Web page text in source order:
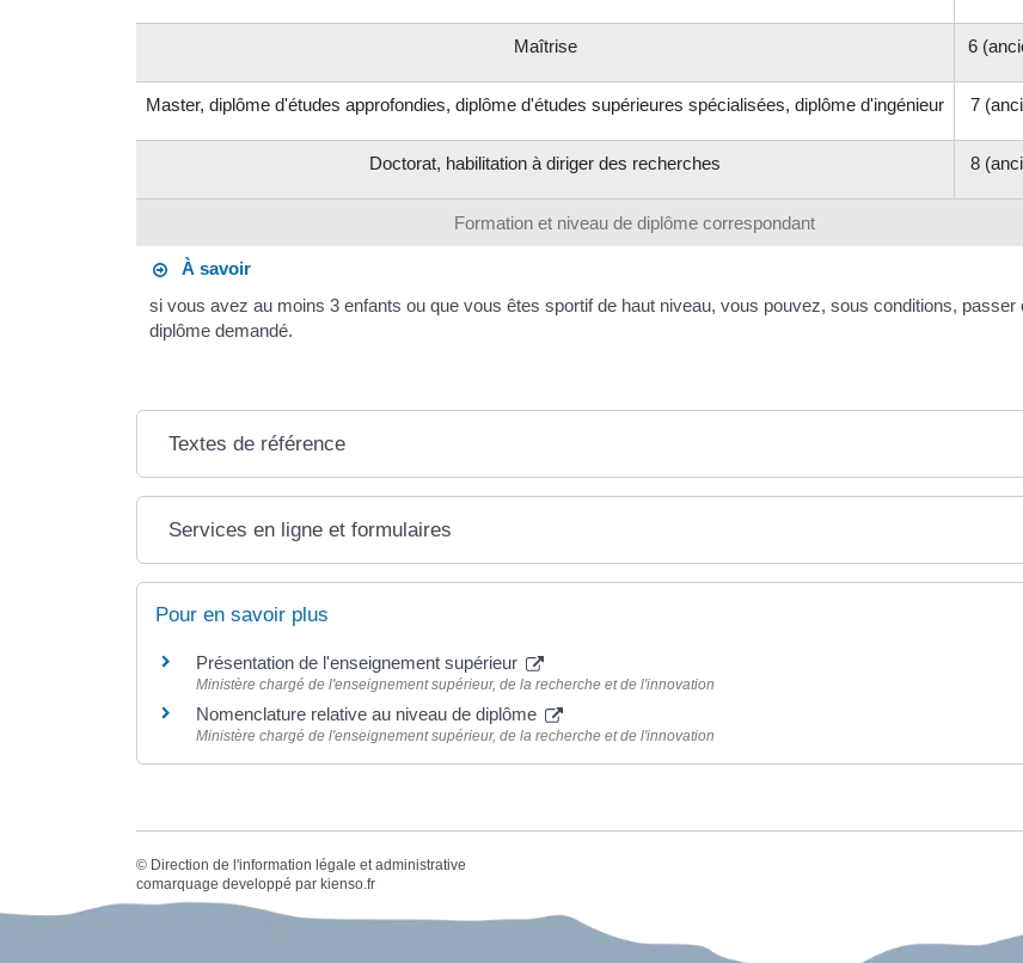
Formation et niveau de diplôme correspondant
Maîtrise 6
Master, diplôme d'études approfondies, diplôme d'études supérieures spécialisées, diplôme d'ingénieur 7
Doctorat, habilitation à diriger des recherches 8
À savoir
si vous avez au moins 3 enfants ou que vous êtes sportif de haut niveau, vous pouvez, sous conditions,
diplôme demandé.
Textes de référence
Services en ligne et formulaires
Pour en savoir plus
Présentation de l'enseignement supérieur
Ministère chargé de l'enseignement supérieur, de la recherche et de l'innovation
Nomenclature relative au niveau de diplôme
Ministère chargé de l'enseignement supérieur, de la recherche et de l'innovation
© Direction de l'information légale et administrative
comarquage developpé par kienso.fr